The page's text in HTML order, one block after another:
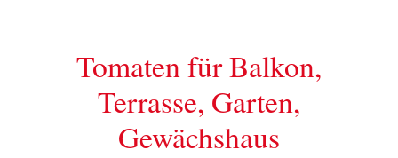
Tomaten für Balkon,
Terrasse, Garten,
Gewächshaus